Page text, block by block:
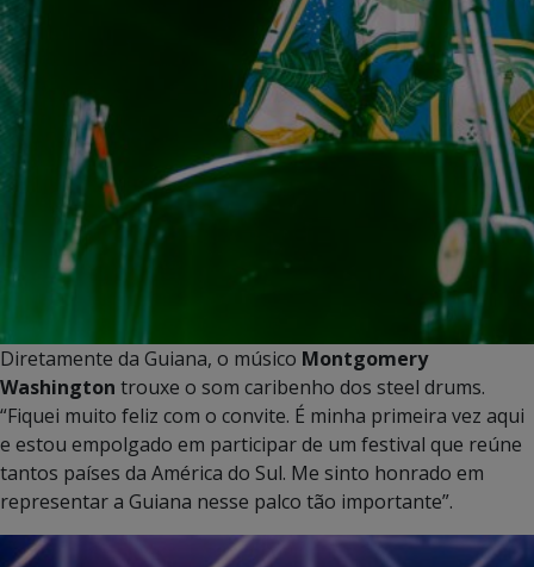
Diretamente da Guiana, o músico Montgomery
Washington trouxe o som caribenho dos steel drums.
“Fiquei muito feliz com o convite. É minha primeira vez aqui
e estou empolgado em participar de um festival que reúne
tantos países da América do Sul. Me sinto honrado em
representar a Guiana nesse palco tão importante”.